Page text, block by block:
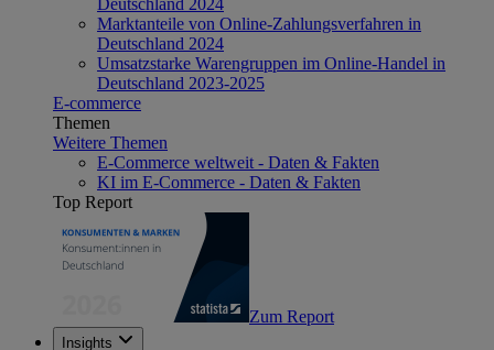
Marktanteile von Online-Zahlungsverfahren in
Deutschland 2024
Umsatzstarke Warengruppen im Online-Handel in
Deutschland 2023-2025
E-commerce
Themen
Weitere Themen
E-Commerce weltweit - Daten & Fakten
KI im E-Commerce - Daten & Fakten
Top Report
Zum Report
Insights